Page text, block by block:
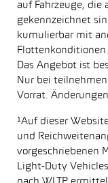
auf Fahrzeuge, die
gekennzeichnet
kumulierbar mit
Das Angebot ist
Nur bei
Vorrat.
¹Auf dieser
und
vorgeschriebenen
Light-Duty